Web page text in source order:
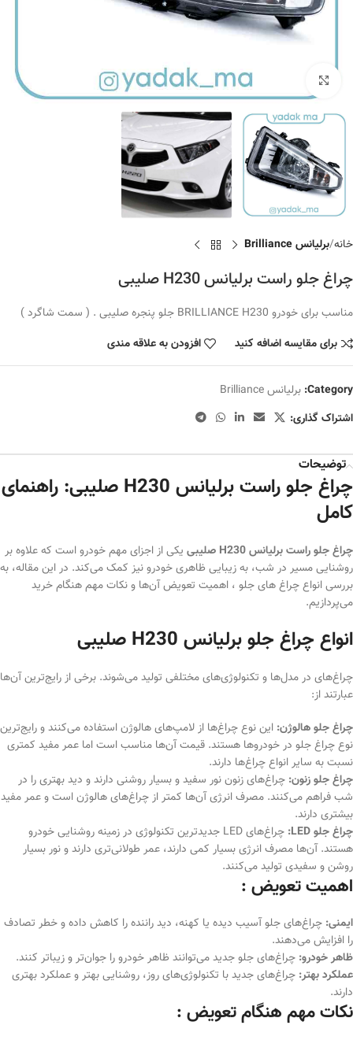
برای بزرگنمایی کلیک کنید
خانه برلیانس Brilliance
چراغ جلو راست برلیانس H230 صلیبی
مناسب برای خودرو BRILLIANCE H230 جلو پنجره صلیبی . ( سمت شاگرد )
برای مقایسه اضافه کنید
افزودن به علاقه مندی
Category: برلیانس Brilliance
اشتراک گذاری:
توضیحات
چراغ جلو راست برلیانس H230 صلیبی: راهنمای
کامل
چراغ جلو راست برلیانس H230 صلیبی
یکی از اجزای مهم خودرو است که علاوه بر
روشنایی مسیر در شب، به زیبایی ظاهری خودرو نیز کمک می‌کند. در این مقاله، به
بررسی انواع چراغ های جلو ، اهمیت تعویض آن‌ها و نکات مهم هنگام خرید
می‌پردازیم.
انواع چراغ جلو برلیانس H230 صلیبی
چراغ‌های در مدل‌ها و تکنولوژی‌های مختلفی تولید می‌شوند. برخی از رایج‌ترین آن‌ها
عبارتند از:
چراغ جلو هالوژن: این نوع چراغ‌ها از لامپ‌های هالوژن استفاده می‌کنند و رایج‌ترین
نوع چراغ جلو در خودروها هستند. قیمت آن‌ها مناسب است اما عمر مفید کمتری
نسبت به سایر انواع چراغ‌ها دارند.
چراغ جلو زنون: چراغ‌های زنون نور سفید و بسیار روشنی دارند و دید بهتری را در
شب فراهم می‌کنند. مصرف انرژی آن‌ها کمتر از چراغ‌های هالوژن است و عمر مفید
بیشتری دارند.
چراغ جلو LED:
چراغ‌های LED جدیدترین تکنولوژی در زمینه روشنایی خودرو
هستند. آن‌ها مصرف انرژی بسیار کمی دارند، عمر طولانی‌تری دارند و نور بسیار
روشن و سفیدی تولید می‌کنند.
اهمیت تعویض :
ایمنی: چراغ‌های جلو آسیب دیده یا کهنه، دید راننده را کاهش داده و خطر تصادف
را افزایش می‌دهند.
ظاهر خودرو: چراغ‌های جلو جدید می‌توانند ظاهر خودرو را جوان‌تر و زیباتر کنند.
عملکرد بهتر: چراغ‌های جدید با تکنولوژی‌های روز، روشنایی بهتر و عملکرد بهتری
دارند.
نکات مهم هنگام تعویض :